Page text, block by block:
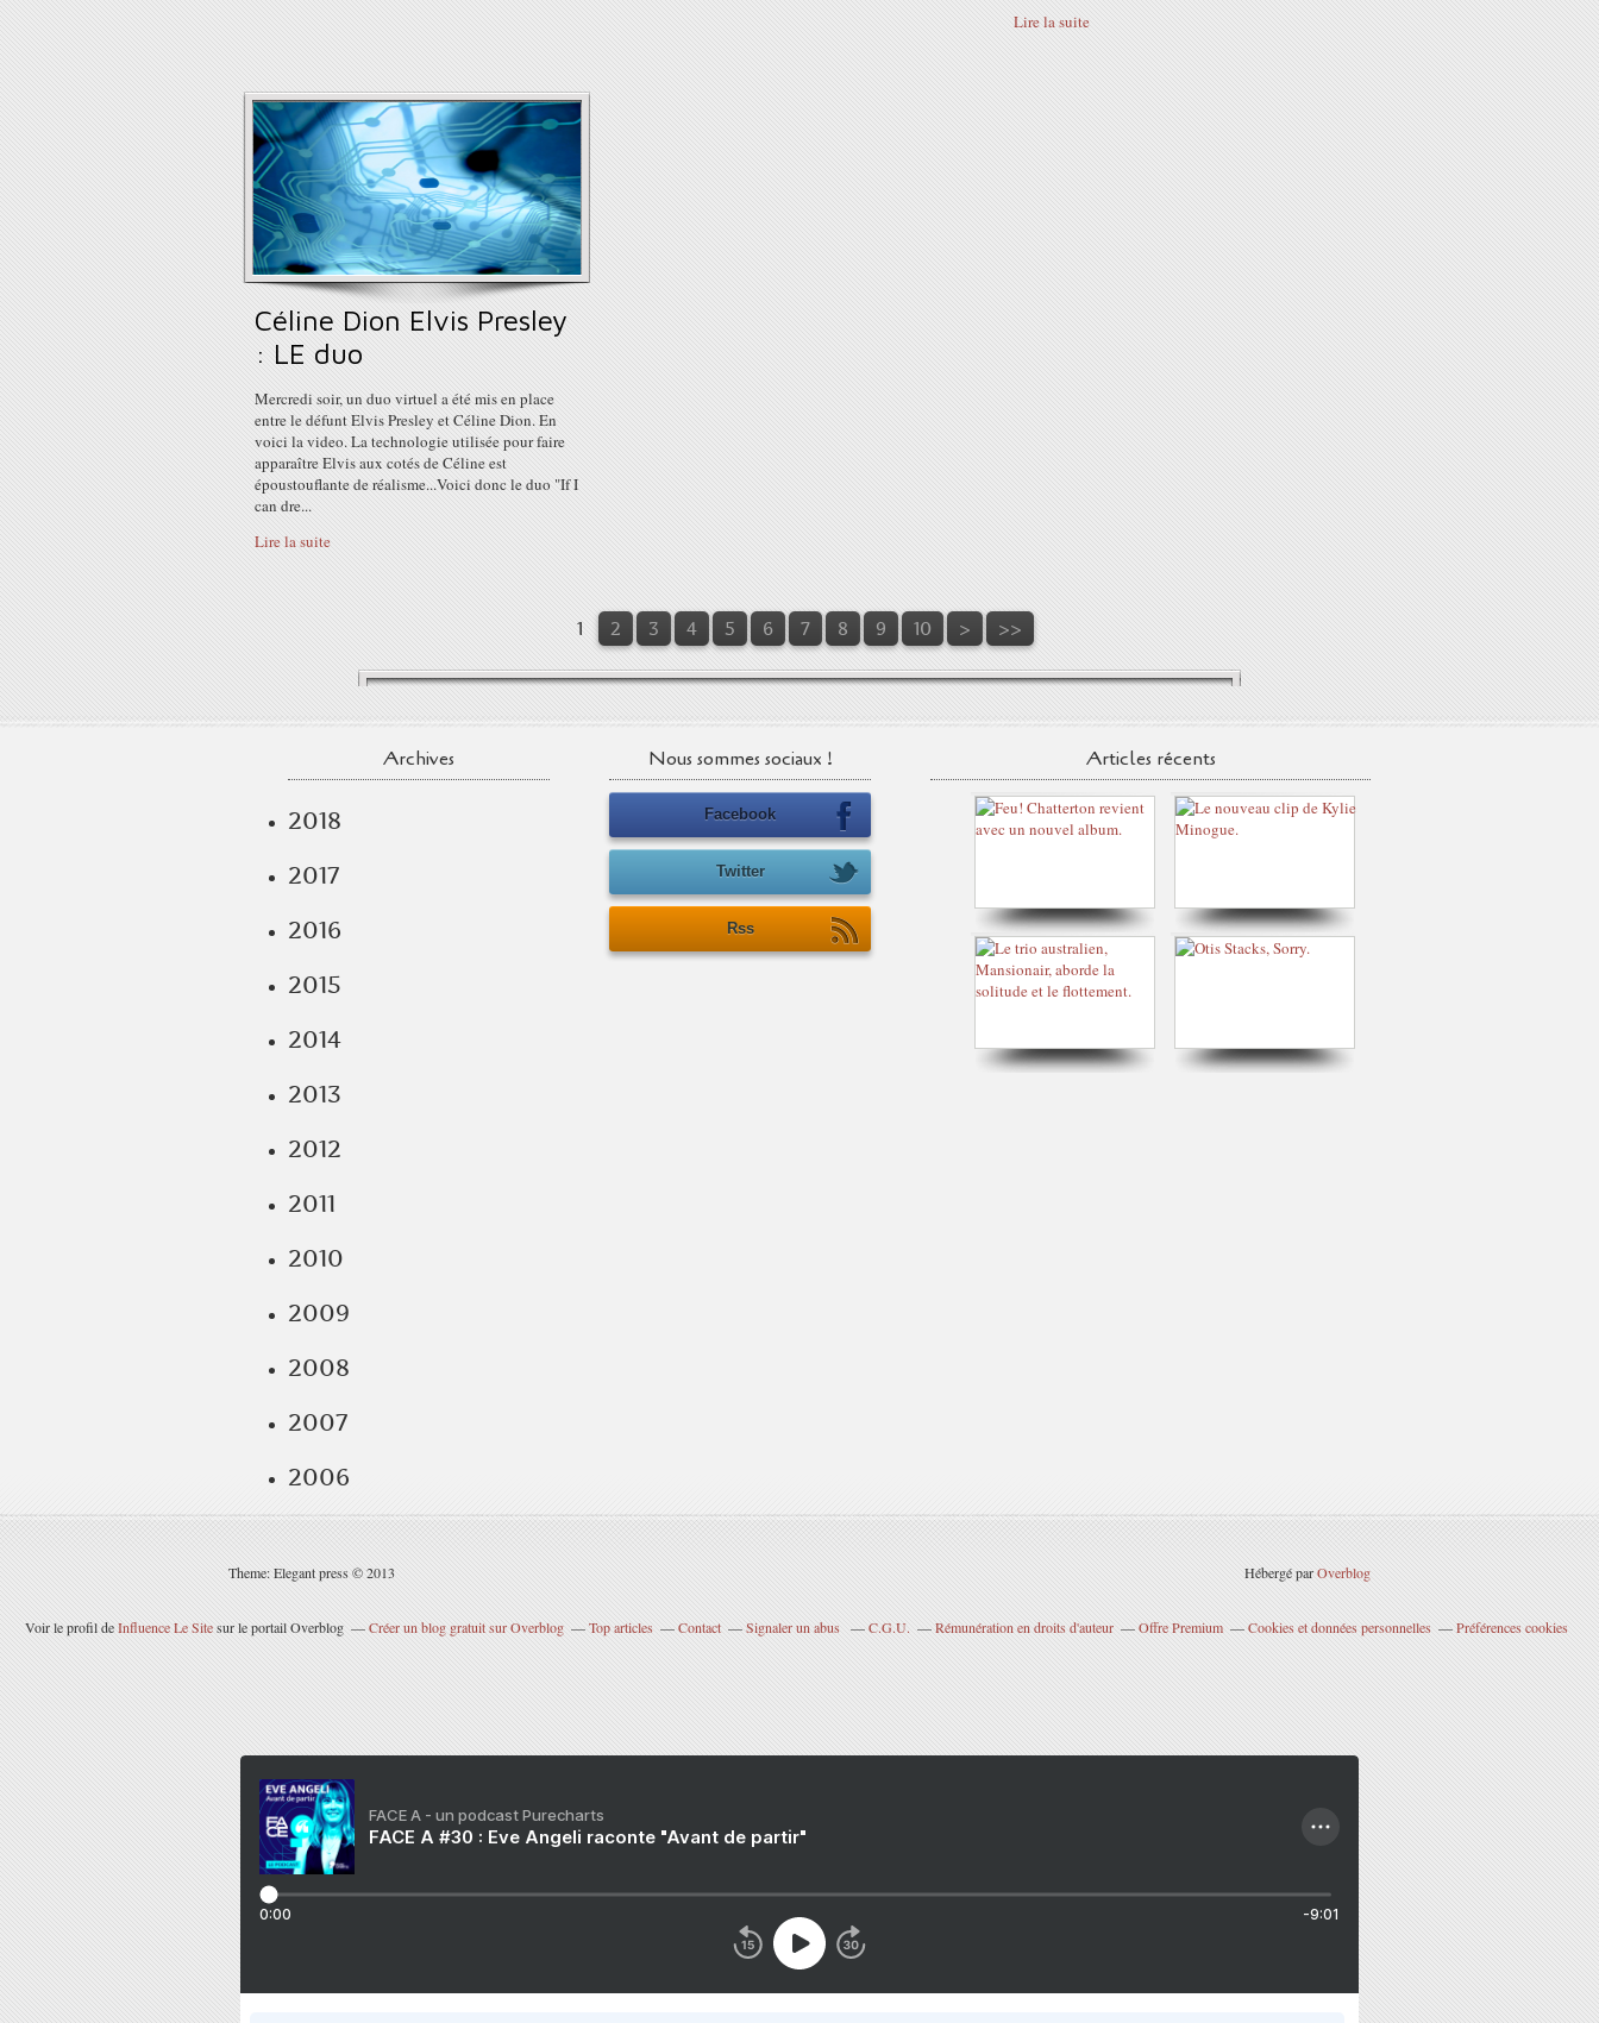
Lire la suite
Céline Dion Elvis Presley
: LE duo
Mercredi soir, un duo virtuel a été mis en place
entre le défunt Elvis Presley et Céline Dion. En
voici la video. La technologie utilisée pour faire
apparaître Elvis aux cotés de Céline est
époustouflante de réalisme...Voici donc le duo "If I
can dre...
Lire la suite
1 2 3 4 5 6 7 8 9 10 > >>
Archives
2018
2017
2016
2015
2014
2013
2012
2011
2010
2009
2008
2007
2006
Nous sommes sociaux !
Facebook
Twitter
Rss
Articles récents
Theme: Elegant press © 2013 Hébergé parOverblog
Voir le profil deInfluence Le Sitesur le portail Overblog Créer un blog gratuit sur Overblog Top articles Contact Signaler un abus C.G.U. Rémunération en droits d'auteur Offre Premium Cookies et données personnelles Préférences cookies
FACE A - un podcast Purecharts
FACE A #30 : Eve Angeli raconte "Avant de partir"
0:00 -9:01